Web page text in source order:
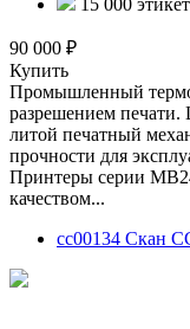
90 000 ₽
Купить
Промышленный
разрешением печати.
литой печатный
прочности для
Принтеры серии
качеством...
сс00134 Скан